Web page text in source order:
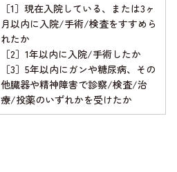
［1］現在入院している、または3ヶ
月以内に入院/手術/検査をすすめら
れたか
［2］1年以内に入院/手術したか
［3］5年以内にガンや糖尿病、その
他臓器や精神障害で診察/検査/治
療/投薬のいずれかを受けたか